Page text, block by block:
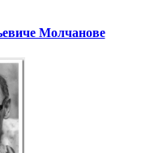
Молчанове